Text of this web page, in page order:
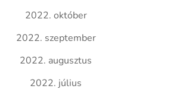
2022. október
2022. szeptember
2022. augusztus
2022. július